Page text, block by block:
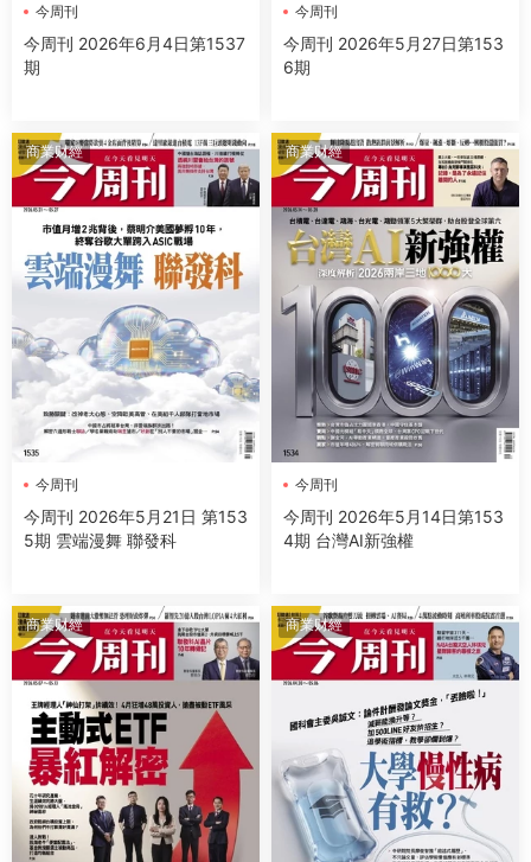
今周刊
今周刊 2026年6月4日第1537
期
今周刊
今周刊 2026年5月27日第153
6期
商業财經
今周刊
今周刊 2026年5月21日 第153
5期 雲端漫舞 聯發科
商業财經
今周刊
今周刊 2026年5月14日第153
4期 台灣AI新強權
商業财經 商業财經